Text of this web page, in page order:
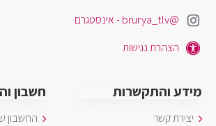
@brurya_tlv - אינסטגרם
הצהרת נגישות
מידע והתקשרות
יצירת קשר
חשבון
החשבון